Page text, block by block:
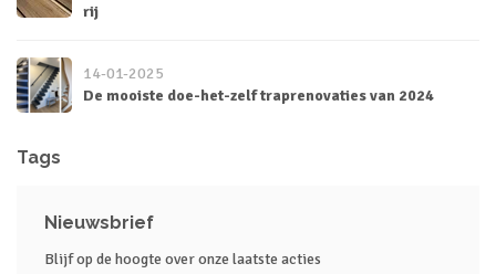
rij
14-01-2025
De mooiste doe-het-zelf traprenovaties van 2024
Tags
Nieuwsbrief
Blijf op de hoogte over onze laatste acties